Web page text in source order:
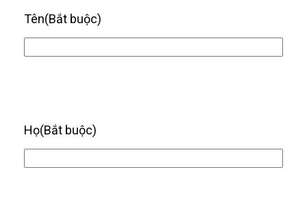
Tên(Bắt buộc)
Họ(Bắt buộc)